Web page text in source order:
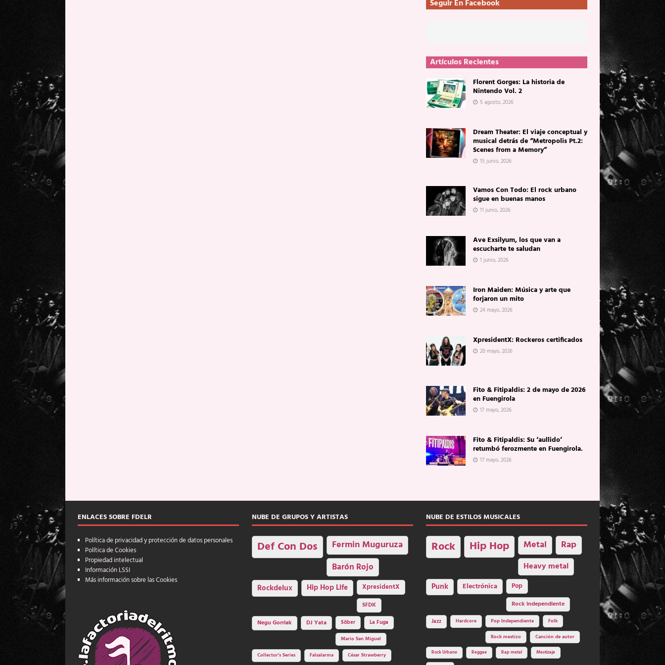
Seguir En Facebook
Artículos Recientes
Florent Gorges: La historia de
Nintendo Vol. 2
5 agosto, 2026
Dream Theater: El viaje conceptual y
musical detrás de “Metropolis Pt.2:
Scenes from a Memory”
15 junio, 2026
Vamos Con Todo: El rock urbano
sigue en buenas manos
11 junio, 2026
Ave Exsilyum, los que van a
escucharte te saludan
1 junio, 2026
Iron Maiden: Música y arte que
forjaron un mito
24 mayo, 2026
XpresidentX: Rockeros certificados
20 mayo, 2026
Fito & Fitipaldis: 2 de mayo de 2026
en Fuengirola
17 mayo, 2026
Fito & Fitipaldis: Su ‘aullido’
retumbó ferozmente en Fuengirola.
17 mayo, 2026
ENLACES SOBRE FDELR
Política de privacidad y protección de datos personales
Política de Cookies
Propiedad intelectual
Información LSSI
Más información sobre las Cookies
NUBE DE GRUPOS Y ARTISTAS
Def Con Dos Fermin Muguruza
Barón Rojo
Rockdelux Hip Hop Life
XpresidentX
SFDK
Negu Gorriak
DJ Yata Sôber
La Fuga
Mario San Miguel
Collector's Series
Falsalarma César Strawberry
NUBE DE ESTILOS MUSICALES
Rock Hip Hop Metal Rap
Heavy metal
Punk Electrónica
Pop
Rock independiente
Jazz Hardcore Pop Independiente Folk
Rock mestizo Canción de autor
Rock Urbano Reggae Rap metal Mestizaje